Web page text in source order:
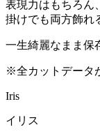
表現力はもちろん
掛けでも両方飾れ
一生綺麗なまま保
※全カットデータ
Iris
イリス